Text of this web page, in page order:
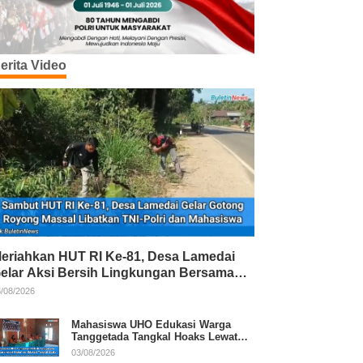
Video
HUT RI Ke-81, Desa Lamedai
Aksi Bersih Lingkungan Bersama
Polri
08/2026
Mahasiswa UHO Edukasi Warga
Tanggetada Tangkal Hoaks Lewat
Program Literasi
03/08/2026